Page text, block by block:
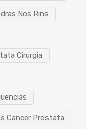
Nos Rins
Cirurgia
Cancer Prostata